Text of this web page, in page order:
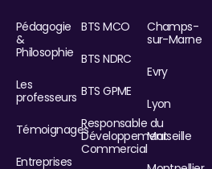
Pédagogie
&
Philosophie
Les
professeurs
Témoignages
Entreprises
BTS MCO
BTS NDRC
BTS GPME
Responsable du
Développement
Commercial
Champs-
sur-Marne
Evry
Lyon
Marseille